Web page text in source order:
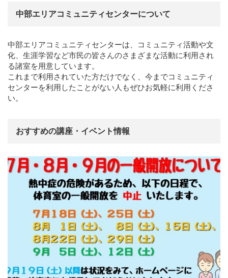
中部エリアコミュニティセンターについて
中部エリアコミュニティセンターは、コミュニティ活動や文
化、生涯学習など市民の皆さんのさまざまな活動に利用され
る諸室を用意しています。
これまで利用されていた方だけでなく、今までコミュニティ
センターを利用したことがない人もぜひお気軽に利用くださ
い。
おすすめの講座・イベント情報